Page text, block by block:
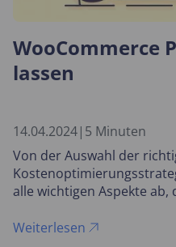
WooCommerce
lassen
14.04.2024| 5 Minuten
Von der Auswahl der
alle wichtigen Aspekte ab,
Weiterlesen